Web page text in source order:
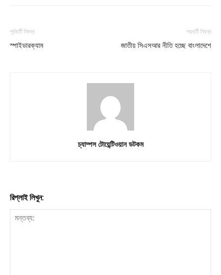
পূর্ববর্তী নিবন্ধ
স্পাইডারক্যাম
পরবর্তী নিবন্ধ
জাতীয় সিএসআর নীতি হচ্ছে বাংলাদেশে
চ্যাম্পস টোয়েন্টিওয়ান ডটকম
রিপ্লাই লিখুন: